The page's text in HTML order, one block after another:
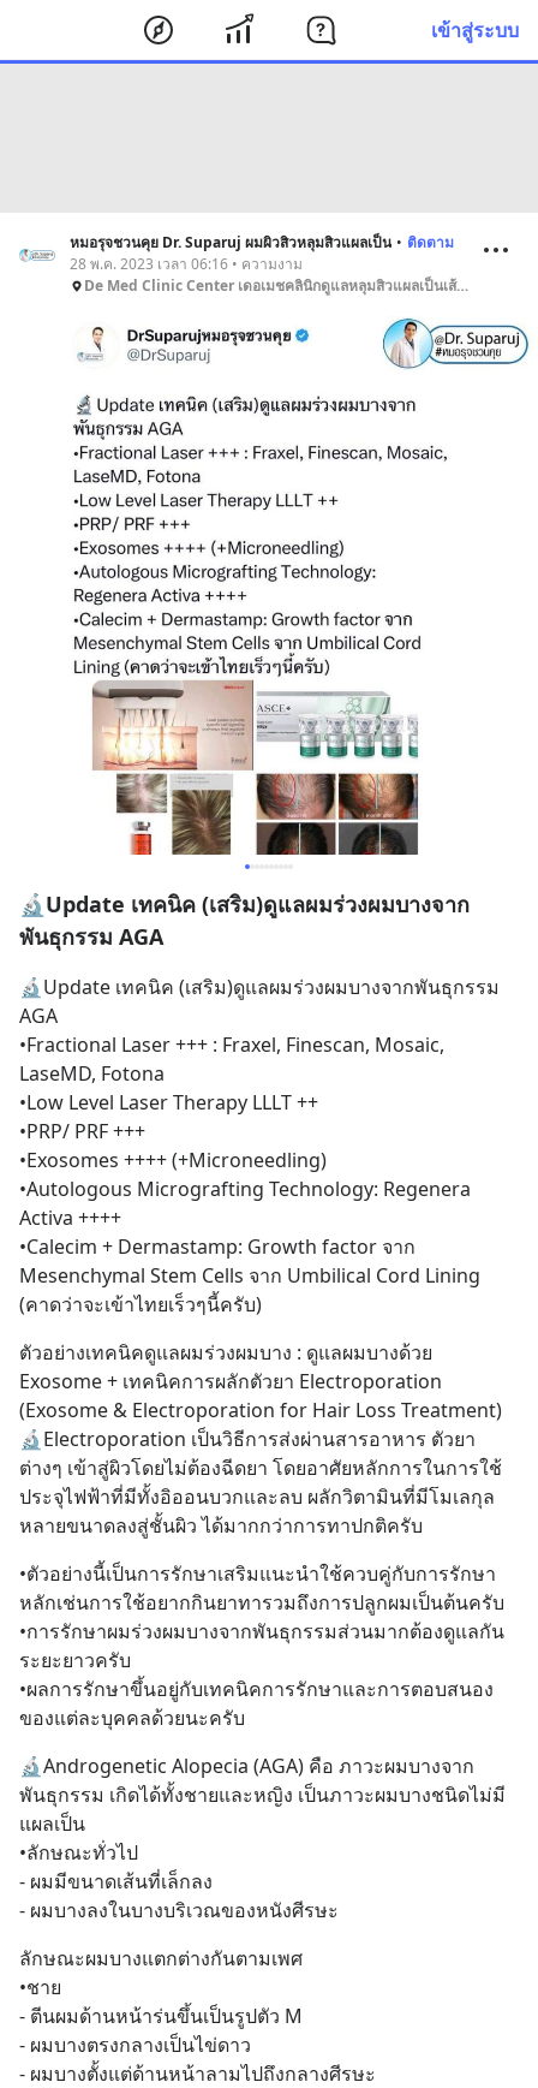
เข้าสู่ระบบ
หมอรุจชวนคุย Dr. Suparuj ผมผิวสิวหลุมสิวแผลเป็น • ติดตาม
28 พ.ค. 2023 เวลา 06:16 • ความงาม
De Med Clinic Center เดอเมชคลินิกดูแลหลุมสิวแผลเป็นเส้นผมสิวเลเซอร์ ด้วยนวัตกรรม
🔬Update เทคนิค (เสริม)ดูแลผมร่วงผมบางจาก
พันธุกรรม AGA
🔬Update เทคนิค (เสริม)ดูแลผมร่วงผมบางจากพันธุกรรม
AGA
•Fractional Laser +++ : Fraxel, Finescan, Mosaic,
LaseMD, Fotona
•Low Level Laser Therapy LLLT ++
•PRP/ PRF +++
•Exosomes ++++ (+Microneedling)
•Autologous Micrografting Technology: Regenera
Activa ++++
•Calecim + Dermastamp: Growth factor จาก
Mesenchymal Stem Cells จาก Umbilical Cord Lining
(คาดว่าจะเข้าไทยเร็วๆนี้ครับ)
ตัวอย่างเทคนิคดูแลผมร่วงผมบาง : ดูแลผมบางด้วย
Exosome + เทคนิคการผลักตัวยา Electroporation
(Exosome & Electroporation for Hair Loss Treatment)
🔬Electroporation เป็นวิธีการส่งผ่านสารอาหาร ตัวยา
ต่างๆ เข้าสู่ผิวโดยไม่ต้องฉีดยา โดยอาศัยหลักการในการใช้
ประจุไฟฟ้าที่มีทั้งอิออนบวกและลบ ผลักวิตามินที่มีโมเลกุล
หลายขนาดลงสู่ชั้นผิว ได้มากกว่าการทาปกติครับ
•ตัวอย่างนี้เป็นการรักษาเสริมแนะนำใช้ควบคู่กับการรักษา
หลักเช่นการใช้อยากกินยาทารวมถึงการปลูกผมเป็นต้นครับ
•การรักษาผมร่วงผมบางจากพันธุกรรมส่วนมากต้องดูแลกัน
ระยะยาวครับ
•ผลการรักษาขึ้นอยู่กับเทคนิคการรักษาและการตอบสนอง
ของแต่ละบุคคลด้วยนะครับ
🔬Androgenetic Alopecia (AGA) คือ ภาวะผมบางจาก
พันธุกรรม เกิดได้ทั้งชายและหญิง เป็นภาวะผมบางชนิดไม่มี
แผลเป็น
•ลักษณะทั่วไป
- ผมมีขนาดเส้นที่เล็กลง
- ผมบางลงในบางบริเวณของหนังศีรษะ
ลักษณะผมบางแตกต่างกันตามเพศ
•ชาย
- ตีนผมด้านหน้าร่นขึ้นเป็นรูปตัว M
- ผมบางตรงกลางเป็นไข่ดาว
- ผมบางตั้งแต่ด้านหน้าลามไปถึงกลางศีรษะ